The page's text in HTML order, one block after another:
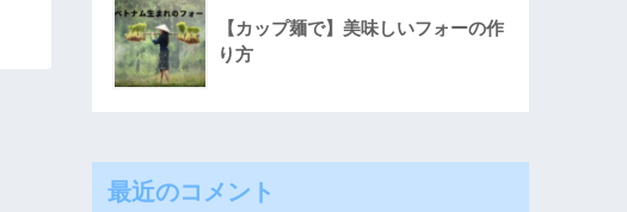
【カップ麺で】美味しいフォーの作
り方
最近のコメント